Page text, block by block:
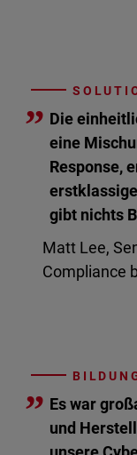
” Die
eine
Response,
gibt nichts
Matt Lee,
Compliance
” Es war
und